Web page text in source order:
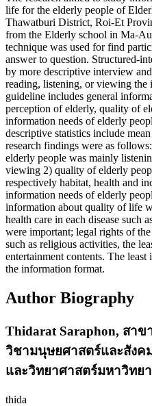
life for the elderly people of
Thawatburi District, Roi-Et
from the Elderly school in Ma-
technique was used for find
answer to question. Structured-
by more descriptive interview
reading, listening, or viewing
guideline includes general
perception of elderly, quality of
information needs of elderly
descriptive statistics include
research findings were as
elderly people was mainly
viewing 2) quality of elderly
respectively habitat, health and
information needs of elderly
information about quality of life
health care in each disease such
were important; legal rights of
such as religious activities, the
entertainment contents. The
the information format.
Author Biography
Thidarat Saraphon, สาข
วิชามนุษยศาสตร์และสัง
และวิทยาศาสตร์มหาวิทย
thida